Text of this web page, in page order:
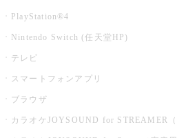
PlayStation®4
Nintendo Switch (任天堂HP)
テレビ
スマートフォンアプリ
ブラウザ
カラオケJOYSOUND for STREAMER（